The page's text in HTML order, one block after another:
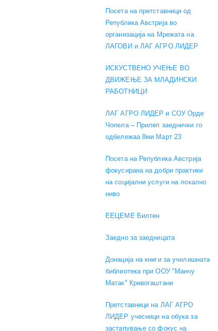
Посета на претставници од
Република Австрија во
организација на Мрежата на
ЛАГОВИ и ЛАГ АГРО ЛИДЕР
ИСКУСТВЕНО УЧЕЊЕ ВО
ДВИЖЕЊЕ ЗА МЛАДИНСКИ
РАБОТНИЦИ
ЛАГ АГРО ЛИДЕР и СОУ Орде
Чопела – Прилеп заеднички го
одбележаа 8ми Март 23
Посета на Република Австрија
фокусирана на добри практики
на социјални услуги на локално
ниво
EEЦЕМЕ Билтен
Заедно за заедницата
Донација на книги за училишната
библиотека при ООУ "Манчу
Матак" Кривогаштани
Претставници на ЛАГ АГРО
ЛИДЕР учесници на обука за
застапување со фокус на